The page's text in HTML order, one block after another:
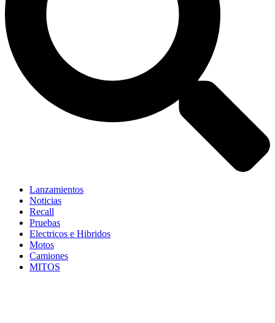
Lanzamientos
Noticias
Recall
Pruebas
Electricos e Hibridos
Motos
Camiones
MITOS